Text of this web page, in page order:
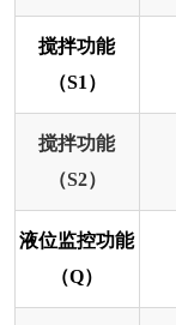
搅拌功能
（S1）
搅拌功能
（S2）
液位监控功能
（Q）